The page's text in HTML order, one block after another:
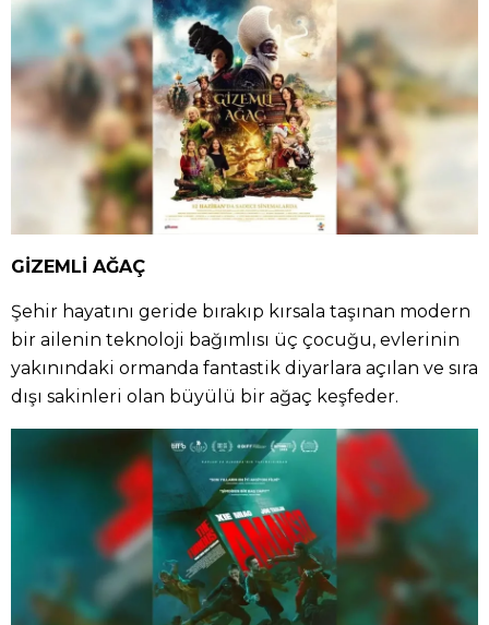
GİZEMLİ AĞAÇ
Şehir hayatını geride bırakıp kırsala taşınan modern
bir ailenin teknoloji bağımlısı üç çocuğu, evlerinin
yakınındaki ormanda fantastik diyarlara açılan ve sıra
dışı sakinleri olan büyülü bir ağaç keşfeder.